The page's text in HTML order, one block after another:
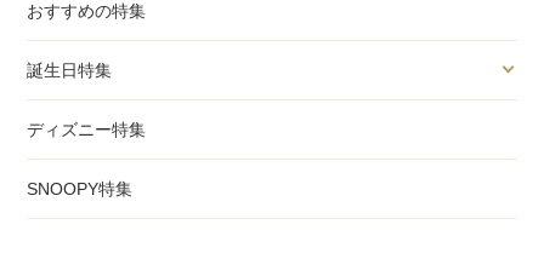
おすすめの特集
誕生日特集
ディズニー特集
SNOOPY特集